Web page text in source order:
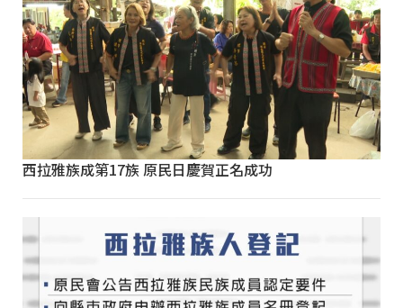
西拉雅族成第17族 原民日慶賀正名成功